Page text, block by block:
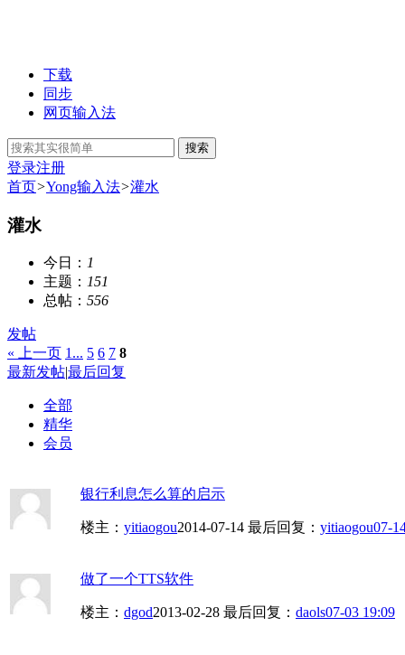
下载
同步
网页输入法
搜索
登录注册
首页>Yong输入法>灌水
灌水
今日： 1
主题： 151
总帖： 556
发帖
« 上一页 1... 5 6 7 8
最新发帖|最后回复
全部
精华
会员
银行利息怎么算的启示
楼主： yitiaogou2014-07-14 最后回复： yitiaogou07-
做了一个TTS软件
楼主： dgod2013-02-28 最后回复： daols07-03 19:09